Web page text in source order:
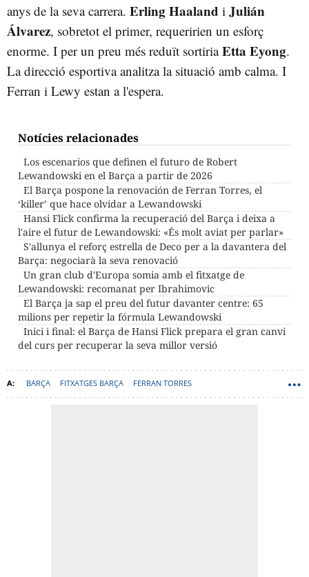
anys de la seva carrera. Erling Haaland i Julián
Álvarez, sobretot el primer, requeririen un esforç
enorme. I per un preu més reduït sortiriaEtta Eyong.
La direcció esportiva analitza la situació amb calma. I
Ferran i Lewy estan a l'espera.
Notícies relacionades
Los escenarios que definen el futuro de Robert
Lewandowski en el Barça a partir de 2026
El Barça pospone la renovación de Ferran Torres, el
‘killer’ que hace olvidar a Lewandowski
Hansi Flick confirma la recuperació del Barça i deixa a
l'aire el futur de Lewandowski: «És molt aviat per parlar»
S'allunya el reforç estrella de Deco per a la davantera del
Barça: negociarà la seva renovació
Un gran club d'Europa somia amb el fitxatge de
Lewandowski: recomanat per Ibrahimovic
El Barça ja sap el preu del futur davanter centre: 65
milions per repetir la fórmula Lewandowski
Inici i final: el Barça de Hansi Flick prepara el gran canvi
del curs per recuperar la seva millor versió
BARÇA FITXATGES BARÇA FERRAN TORRES